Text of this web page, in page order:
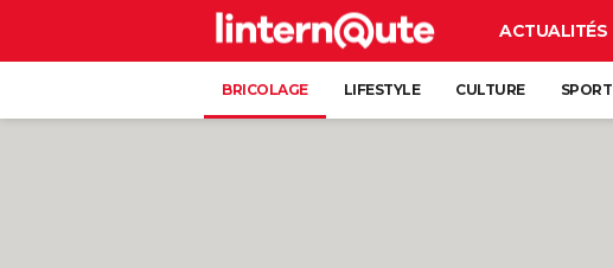
ACTUALITÉS
BRICOLAGE LIFESTYLE CULTURE SPORT